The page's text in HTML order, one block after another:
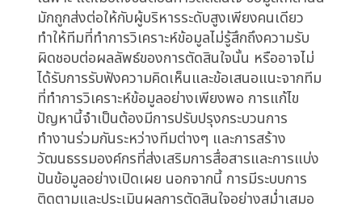
ความผิดพลาด เมื่อไม่มีการกำหนดความรับผิดชอบ
ที่ชัดเจน พนักงานอาจไม่รู้สึกถึงแรงจูงใจในการ
ตรวจสอบข้อมูลอย่างละเอียด หรืออาจหลีกเลี่ยง
การตัดสินใจที่อาจนำไปสู่ความเสี่ยง ส่งผลให้การ
ตัดสินใจขาดความรอบคอบและมีโอกาสเกิดข้อผิด
พลาดได้ง่าย นอกจากนี้ การขาดความรับผิดชอบยัง
ทำให้ยากต่อการเรียนรู้จากความผิดพลาด และไม่
สามารถปรับปรุงกระบวนการตัดสินใจให้ดีขึ้นได้ใน
ระยะยาว